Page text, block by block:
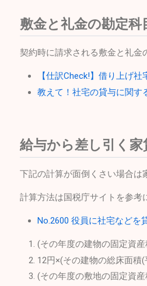
敷金と礼金の勘定科
契約時に請求される敷金と礼金
【仕訳Check!】借り上げ
教えて！社宅の貸与に関す
給与から差し引く
下記の計算が面倒くさい場合は
計算方法は国税庁サイトを参考
No.2600 役員に社宅などを
(その年度の建物の固定資
12円×(その建物の総床面積
(その年度の敷地の固定資